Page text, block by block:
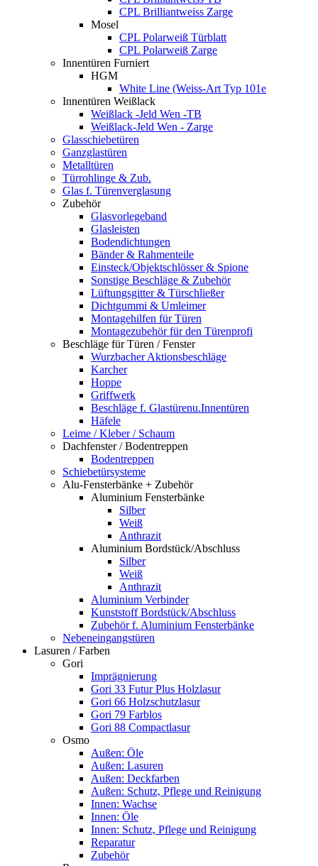
CPL Brilliantweiss Zarge
Mosel
CPL Polarweiß Türblatt
CPL Polarweiß Zarge
Innentüren Furniert
HGM
White Line (Weiss-Art Typ 101e
Innentüren Weißlack
Weißlack -Jeld Wen -TB
Weißlack-Jeld Wen - Zarge
Glasschiebetüren
Ganzglastüren
Metalltüren
Türrohlinge & Zub.
Glas f. Türenverglasung
Zubehör
Glasvorlegeband
Glasleisten
Bodendichtungen
Bänder & Rahmenteile
Einsteck/Objektschlösser & Spione
Sonstige Beschläge & Zubehör
Lüftungsgitter & Türschließer
Dichtgummi & Umleimer
Montagehilfen für Türen
Montagezubehör für den Türenprofi
Beschläge für Türen / Fenster
Wurzbacher Aktionsbeschläge
Karcher
Hoppe
Griffwerk
Beschläge f. Glastürenu.Innentüren
Häfele
Leime / Kleber / Schaum
Dachfenster / Bodentreppen
Bodentreppen
Schiebetürsysteme
Alu-Fensterbänke + Zubehör
Aluminium Fensterbänke
Silber
Weiß
Anthrazit
Aluminium Bordstück/Abschluss
Silber
Weiß
Anthrazit
Aluminium Verbinder
Kunststoff Bordstück/Abschluss
Zubehör f. Aluminium Fensterbänke
Nebeneingangstüren
Lasuren / Farben
Gori
Imprägnierung
Gori 33 Futur Plus Holzlasur
Gori 66 Holzschutzlasur
Gori 79 Farblos
Gori 88 Compactlasur
Osmo
Außen: Öle
Außen: Lasuren
Außen: Deckfarben
Außen: Schutz, Pflege und Reinigung
Innen: Wachse
Innen: Öle
Innen: Schutz, Pflege und Reinigung
Reparatur
Zubehör